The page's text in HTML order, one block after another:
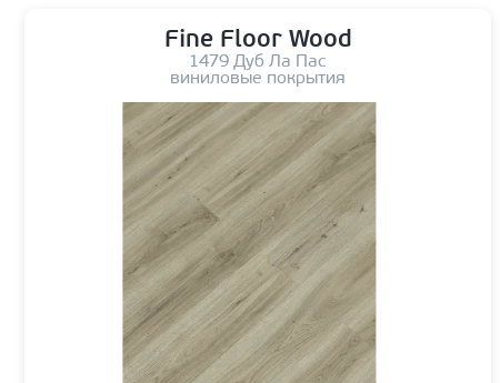
Fine Floor Wood
1479 Дуб Ла Пас
виниловые покрытия